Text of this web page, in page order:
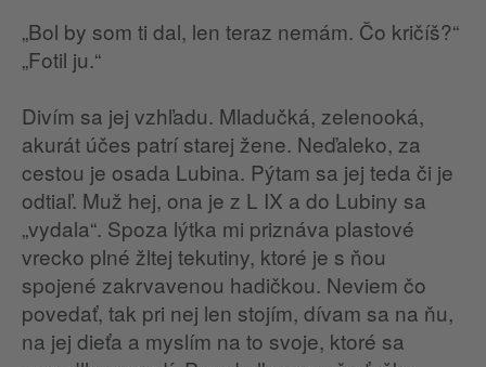
„Bol by som ti dal, len teraz nemám. Čo kričíš?“
„Fotil ju.“
Divím sa jej vzhľadu. Mladučká, zelenooká,
akurát účes patrí starej žene. Neďaleko, za
cestou je osada Lubina. Pýtam sa jej teda či je
odtiaľ. Muž hej, ona je z L IX a do Lubiny sa
„vydala“. Spoza lýtka mi priznáva plastové
vrecko plné žltej tekutiny, ktoré je s ňou
spojené zakrvavenou hadičkou. Neviem čo
povedať, tak pri nej len stojím, dívam sa na ňu,
na jej dieťa a myslím na to svoje, ktoré sa